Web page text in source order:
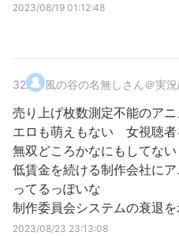
2023/08/19 01:12:48
32. 風の谷の名無しさん＠実
売り上げ枚数測定不能のア
エロも萌えもない 女視聴者
無双どころかなにもしてない
低賃金を続ける制作会社に
ってるっぽいな
制作委員会システムの衰退
2023/08/23 23:13:08